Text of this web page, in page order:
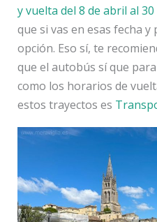
y vuelta del 8 de abril al
que si vas en esas fecha
opción. Eso sí, te
que el autobús sí que
como los horarios de
estos trayectos es